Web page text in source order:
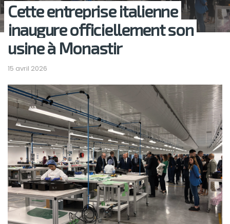
Cette entreprise italienne
inaugure officiellement son
usine à Monastir
15 avril 2026